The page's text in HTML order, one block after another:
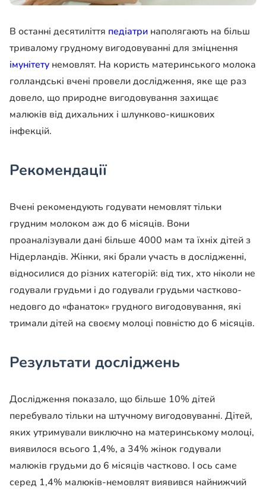
В останні десятиліття педіатри наполягають на більш
тривалому грудному вигодовуванні для зміцнення
імунітету немовлят. На користь материнського молока
голландські вчені провели дослідження, яке ще раз
довело, що природне вигодовування захищає
малюків від дихальних і шлунково-кишкових
інфекцій.
Рекомендації
Вчені рекомендують годувати немовлят тільки
грудним молоком аж до 6 місяців. Вони
проаналізували дані більше 4000 мам та їхніх дітей з
Нідерландів. Жінки, які брали участь в дослідженні,
відносилися до різних категорій: від тих, хто ніколи не
годували грудьми і до годували грудьми частково-
недовго до «фанаток» грудного вигодовування, які
тримали дітей на своєму молоці повністю до 6 місяців.
Результати досліджень
Дослідження показало, що більше 10% дітей
перебувало тільки на штучному вигодовуванні. Дітей,
яких утримували виключно на материнському молоці,
виявилося всього 1,4%, а 34% жінок годували
малюків грудьми до 6 місяців частково. І ось саме
серед 1,4% малюків-немовлят виявився найнижчий